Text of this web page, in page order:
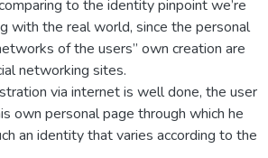
to the identity pinpoint we’re
with the real world, since the personal
of the users” own creation are
networking sites.
via internet is well done, the user
own personal page through which he
an identity that varies according to the